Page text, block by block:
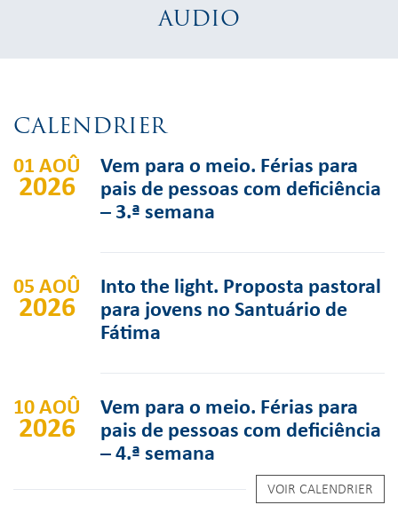
AUDIO
CALENDRIER
01 AOÛ
2026
Vem para o meio. Férias para
pais de pessoas com deficiência
– 3.ª semana
05 AOÛ
2026
Into the light. Proposta pastoral
para jovens no Santuário de
Fátima
10 AOÛ
2026
Vem para o meio. Férias para
pais de pessoas com deficiência
– 4.ª semana
VOIR CALENDRIER